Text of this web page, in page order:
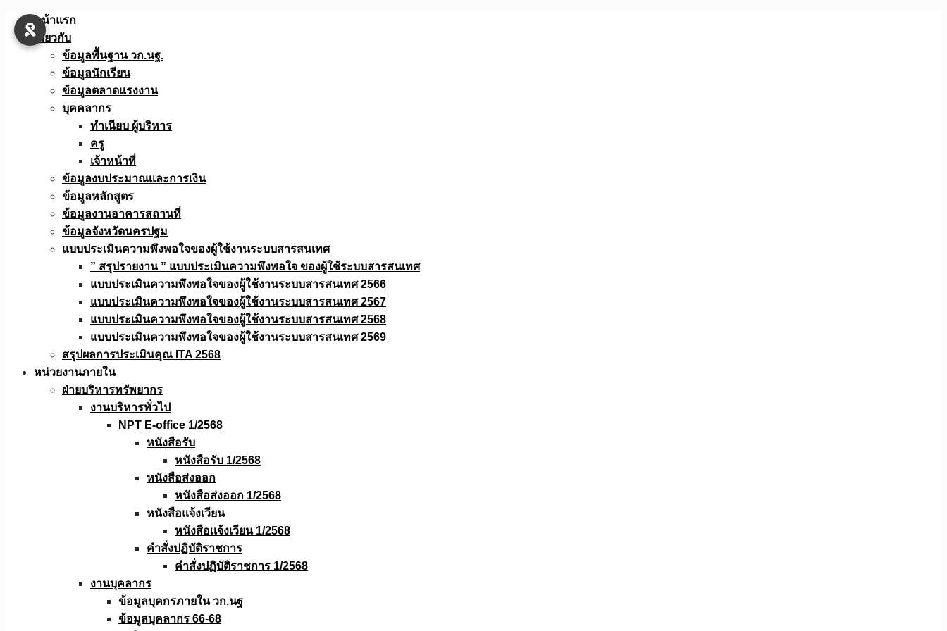
Skip
หน้าแรก
เกี่ยวกับ
ข้อมูลพื้นฐาน วก.นฐ.
ข้อมูลนักเรียน
ข้อมูลตลาดแรงงาน
บุคคลากร
ทำเนียบ ผู้บริหาร
ครู
เจ้าหน้าที่
ข้อมูลงบประมาณเเละการเงิน
ข้อมูลหลักสูตร
ข้อมูลงานอาคารสถานที่
ข้อมูลจังหวัดนครปฐม
แบบประเมินความพึงพอใจของผู้ใช้งานระบบสารสนเทศ
” สรุปรายงาน ” แบบประเมินความพึงพอใจ ของผู้ใช้ระบบสารสนเทศ
แบบประเมินความพึงพอใจของผู้ใช้งานระบบสารสนเทศ 2566
แบบประเมินความพึงพอใจของผู้ใช้งานระบบสารสนเทศ 2567
แบบประเมินความพึงพอใจของผู้ใช้งานระบบสารสนเทศ 2568
แบบประเมินความพึงพอใจของผู้ใช้งานระบบสารสนเทศ 2569
สรุปผลการประเมินคุณ ITA 2568
หน่วยงานภายใน
ฝ่ายบริหารทรัพยากร
งานบริหารทั่วไป
NPT E-office 1/2568
หนังสือรับ
หนังสือรับ 1/2568
หนังสือส่งออก
หนังสือส่งออก 1/2568
หนังสือแจ้งเวียน
หนังสือเเจ้งเวียน 1/2568
คำสั่งปฏิบัติราชการ
คำสั่งปฏิบัติราชการ 1/2568
งานบุคลากร
ข้อมูลบุคกรภายใน วก.นฐ
ข้อมูลบุคลากร 66-68